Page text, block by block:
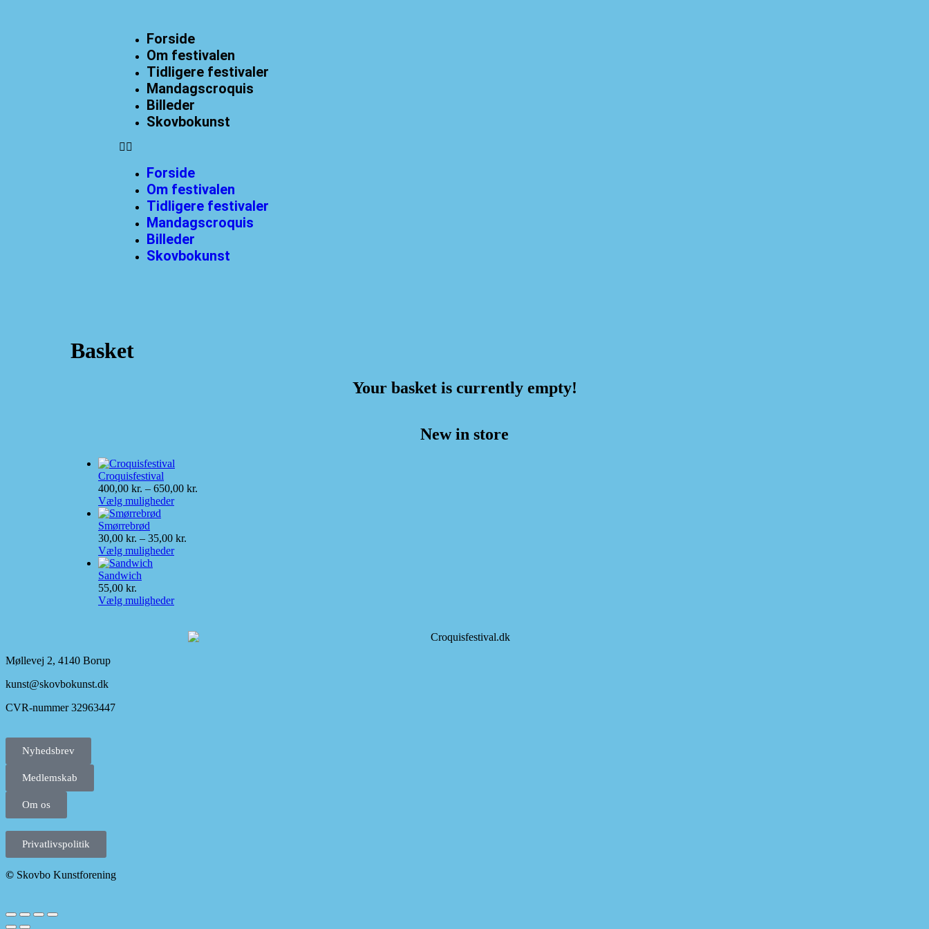
Forside
Om festivalen
Tidligere festivaler
Mandagscroquis
Billeder
Skovbokunst
Forside
Om festivalen
Tidligere festivaler
Mandagscroquis
Billeder
Skovbokunst
Basket
Your basket is currently empty!
New in store
Croquisfestival
400,00 kr. – 650,00 kr.
Vælg muligheder
Smørrebrød
30,00 kr. – 35,00 kr.
Vælg muligheder
Sandwich
55,00 kr.
Vælg muligheder
Møllevej 2, 4140 Borup
kunst@skovbokunst.dk
CVR-nummer 32963447
Nyhedsbrev
Medlemskab
Om os
Privatlivspolitik
© Skovbo Kunstforening